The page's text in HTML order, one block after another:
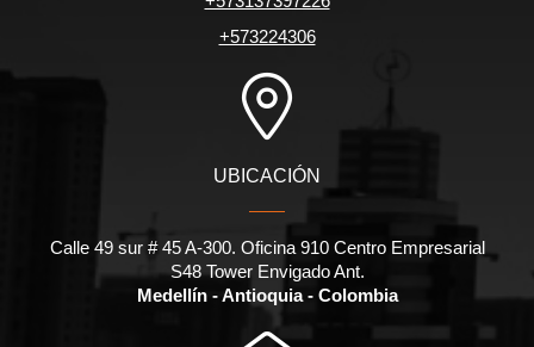
+573224306
UBICACIÓN
Calle 49 sur # 45 A-300. Oficina 910 Centro Empresarial
S48 Tower Envigado Ant.
Medellín - Antioquia - Colombia